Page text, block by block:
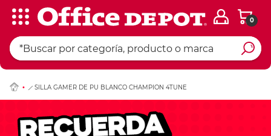
0
SILLA GAMER DE PU BLANCO CHAMPION 4TUNE
Ingresar Codigo